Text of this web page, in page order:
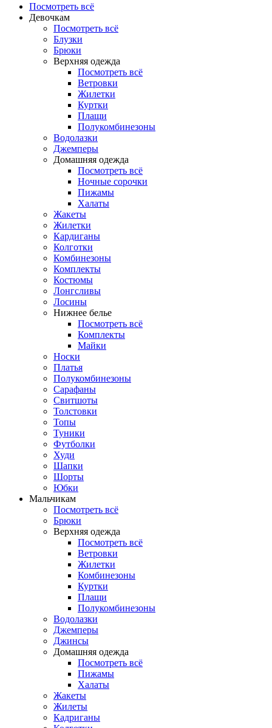
Посмотреть всё
Девочкам
Посмотреть всё
Блузки
Брюки
Верхняя одежда
Посмотреть всё
Ветровки
Жилетки
Куртки
Плащи
Полукомбинезоны
Водолазки
Джемперы
Домашняя одежда
Посмотреть всё
Ночные сорочки
Пижамы
Халаты
Жакеты
Жилетки
Кардиганы
Колготки
Комбинезоны
Комплекты
Костюмы
Лонгсливы
Лосины
Нижнее белье
Посмотреть всё
Комплекты
Майки
Носки
Платья
Полукомбинезоны
Сарафаны
Свитшоты
Толстовки
Топы
Туники
Футболки
Худи
Шапки
Шорты
Юбки
Мальчикам
Посмотреть всё
Брюки
Верхняя одежда
Посмотреть всё
Ветровки
Жилетки
Комбинезоны
Куртки
Плащи
Полукомбинезоны
Водолазки
Джемперы
Джинсы
Домашняя одежда
Посмотреть всё
Пижамы
Халаты
Жакеты
Жилеты
Кадриганы